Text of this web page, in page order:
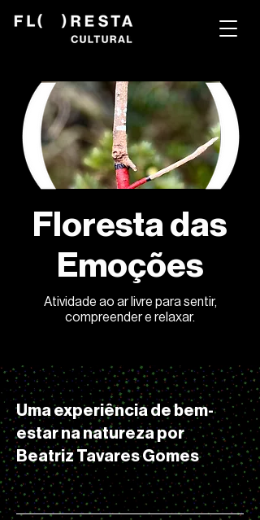
Floresta das
Emoções
Atividade ao ar livre para sentir,
compreender e relaxar.
Uma experiência de bem-
estar na natureza por
Beatriz Tavares Gomes